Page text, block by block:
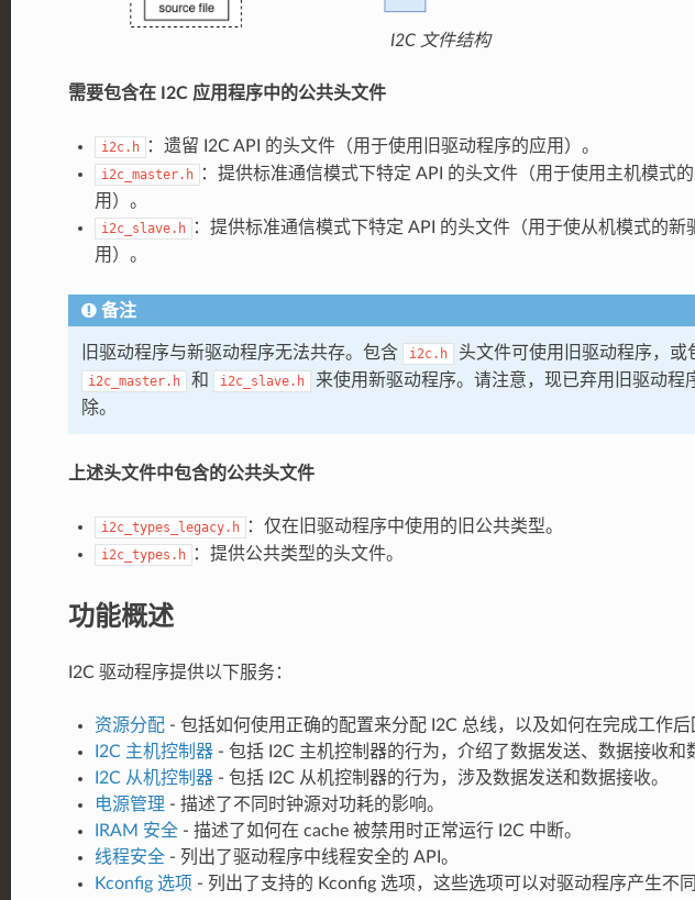
I2C 文件结构
需要包含在 I2C 应用程序中的公共头文件
i2c.h ：遗留 I2C API 的头文件（用于使用旧驱动程序的应用）。
i2c_master.h
：提供标准通信模式下特定 API 的头文件（用于使用主机模式
用）。
i2c_slave.h
：提供标准通信模式下特定 API 的头文件（用于使从机模式的新
用）。
备注
旧驱动程序与新驱动程序无法共存。包含 i2c.h 头文件可使用旧驱动程序，或
i2c_master.h 和 i2c_slave.h
来使用新驱动程序。请注意，现已弃用旧驱动程
除。
上述头文件中包含的公共头文件
i2c_types_legacy.h ：仅在旧驱动程序中使用的旧公共类型。
i2c_types.h ：提供公共类型的头文件。
功能概述
I2C 驱动程序提供以下服务：
资源分配- 包括如何使用正确的配置来分配 I2C 总线，以及如何在完成工作后
I2C 主机控制器- 包括 I2C 主机控制器的行为，介绍了数据发送、数据接收和
I2C 从机控制器- 包括 I2C 从机控制器的行为，涉及数据发送和数据接收。
电源管理 - 描述了不同时钟源对功耗的影响。
IRAM 安全- 描述了如何在 cache 被禁用时正常运行 I2C 中断。
线程安全- 列出了驱动程序中线程安全的 API。
Kconfig 选项 - 列出了支持的 Kconfig 选项，这些选项可以对驱动程序产生不同